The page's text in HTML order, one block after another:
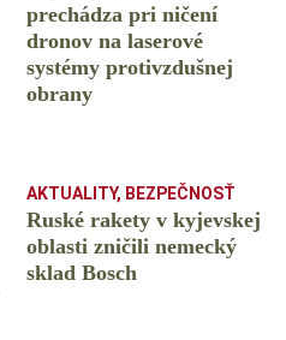
prechádza pri ničení
dronov na laserové
systémy protivzdušnej
obrany
AKTUALITY, BEZPEČNOSŤ
Ruské rakety v kyjevskej
oblasti zničili nemecký
sklad Bosch